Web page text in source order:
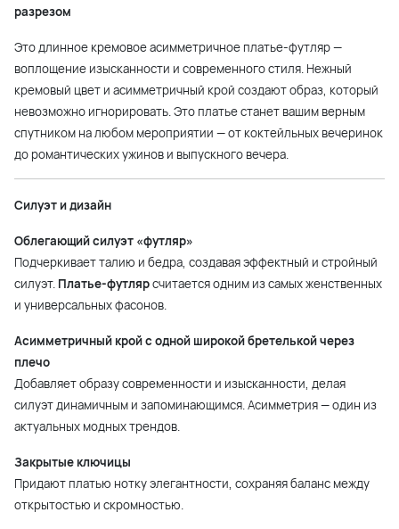
разрезом
Это длинное кремовое асимметричное платье-футляр —
воплощение изысканности и современного стиля. Нежный
кремовый цвет и асимметричный крой создают образ, который
невозможно игнорировать. Это платье станет вашим верным
спутником на любом мероприятии — от коктейльных вечеринок
до романтических ужинов и выпускного вечера.
Силуэт и дизайн
Облегающий силуэт «футляр»
Подчеркивает талию и бедра, создавая эффектный и стройный
силуэт. Платье-футлярсчитается одним из самых женственных
и универсальных фасонов.
Асимметричный крой с одной широкой бретелькой через
плечо
Добавляет образу современности и изысканности, делая
силуэт динамичным и запоминающимся. Асимметрия — один из
актуальных модных трендов.
Закрытые ключицы
Придают платью нотку элегантности, сохраняя баланс между
открытостью и скромностью.